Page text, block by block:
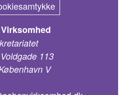
113
V